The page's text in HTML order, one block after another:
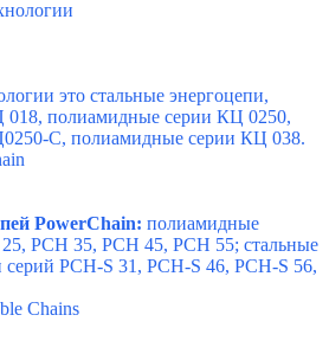
это стальные энергоцепи,
полиамидные серии КЦ 0250,
С, полиамидные серии КЦ 038.
PowerChain: полиамидные
PCH 35, PCH 45, PCH 55; стальные
серий PCH-S 31, PCH-S 46, PCH-S 56,